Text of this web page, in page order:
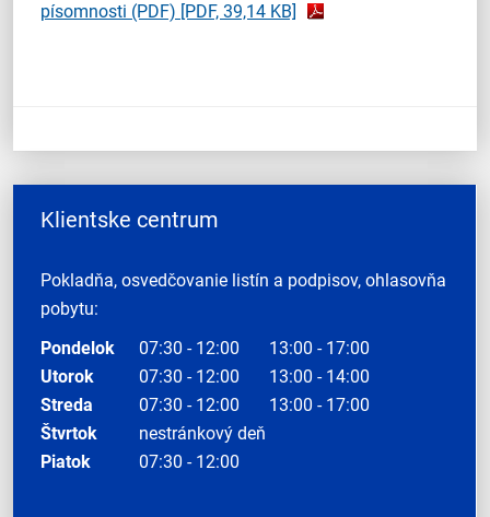
písomnosti (PDF) [PDF, 39,14 KB]
Klientske centrum
Pokladňa, osvedčovanie listín a podpisov, ohlasovňa
pobytu:
Pondelok
07:30 - 12:00
13:00 - 17:00
Utorok
07:30 - 12:00
13:00 - 14:00
Streda
07:30 - 12:00
13:00 - 17:00
Štvrtok
nestránkový deň
Piatok
07:30 - 12:00